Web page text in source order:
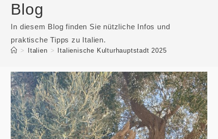
Blog
In diesem Blog finden Sie nützliche Infos und
praktische Tipps zu Italien.
> Italien > Italienische Kulturhauptstadt 2025